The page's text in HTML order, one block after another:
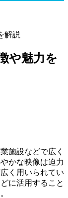
解説
や魅力を
施設などで広く
かな映像は迫力
く用いられてい
に活用すること